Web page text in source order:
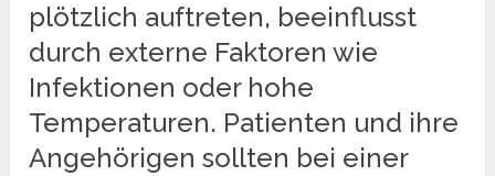
plötzlich auftreten, beeinflusst
durch externe Faktoren wie
Infektionen oder hohe
Temperaturen. Patienten und ihre
Angehörigen sollten bei einer